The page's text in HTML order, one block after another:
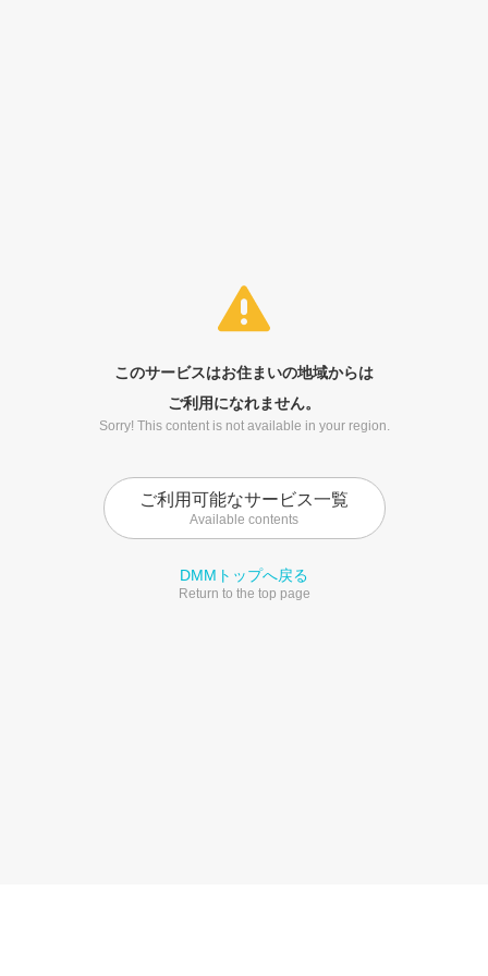
このサービスはお住まいの地域からは
ご利用になれません。
Sorry! This content is not available in your region.
ご利用可能なサービス一覧
Available contents
DMMトップへ戻る
Return to the top page